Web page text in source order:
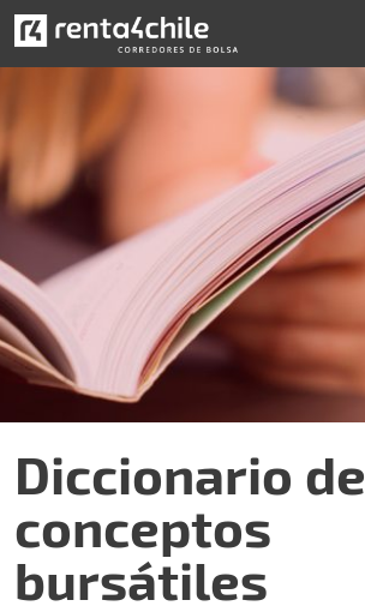
Diccionario de
conceptos
bursátiles